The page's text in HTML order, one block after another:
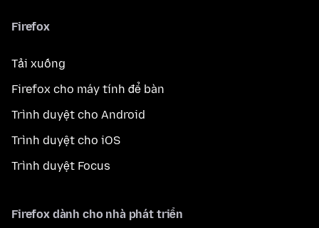
Firefox
Tải xuống
Firefox cho máy tính để bàn
Trình duyệt cho Android
Trình duyệt cho iOS
Trình duyệt Focus
Firefox dành cho nhà phát triển